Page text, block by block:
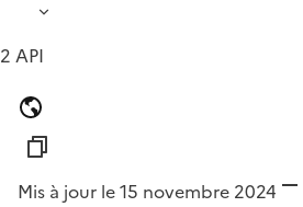
2 API
Mis à jour le 15 novembre 2024